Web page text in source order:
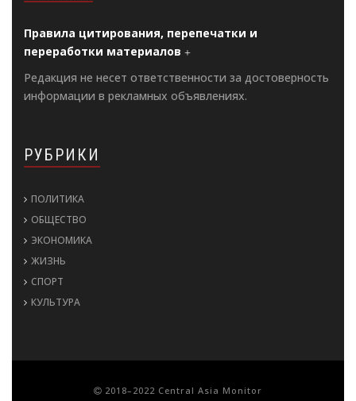
Правила цитирования, перепечатки и
переработки материалов
Редакция не несет ответственности за достоверность
информации в рекламных объявлениях.
РУБРИКИ
ПОЛИТИКА
ОБЩЕСТВО
ЭКОНОМИКА
ЖИЗНЬ
СПОРТ
КУЛЬТУРА
2018–2022 Central Asia Monitor